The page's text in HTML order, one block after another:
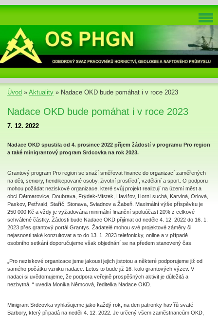
Úvod » Aktuality » Nadace OKD bude pomáhat i v roce 2023
Nadace OKD bude pomáhat i v roce 2023
7. 12. 2022
Nadace OKD spustila od 4. prosince 2022 příjem žádostí v programu Pro region
a také minigrantový program Srdcovka na rok 2023.
Grantový program Pro region se snaží směřovat finance do organizací zaměřených
na děti, seniory, hendikepované osoby, životní prostředí, vzdělání a sport. O podporu
mohou požádat neziskové organizace, které svůj projekt realizují na území měst a
obcí Dětmarovice, Doubrava, Frýdek-Místek, Havířov, Horní suchá, Karviná, Orlová,
Paskov, Petřvald, Staříč, Stonava, Sviadnov a Žabeň. Maximální výše příspěvku je
250 000 Kč a vždy je vyžadována minimální finanční spoluúčast 20% z celkové
schválené částky. Žádosti bude Nadace OKD přijímat od neděle 4. 12. 2022 do 16. 1.
2023 přes grantový portál Grantys. Žadatelé mohou své projektové záměry či
nejasnosti také konzultovat a to do 13. 1. 2023 telefonicky, online a v případě
osobního setkání doporučujeme však objednání se na předem stanovený čas.
„Pro neziskové organizace jsme jakousi jejich jistotou a některé podporujeme již od
samého počátku vzniku nadace. Letos to bude již 16. kolo grantových výzev. V
nadaci si uvědomujeme, že podpora veřejně prospěšných aktivit je důležitá a
nezbytná, “ uvedla Monika Němcová, ředitelka Nadace OKD.
Minigrant Srdcovka vyhlašujeme jako každý rok, na den patronky havířů svaté
Barbory, který připadá na neděli 4. 12. 2022. Je určený všem zaměstnancům OKD,